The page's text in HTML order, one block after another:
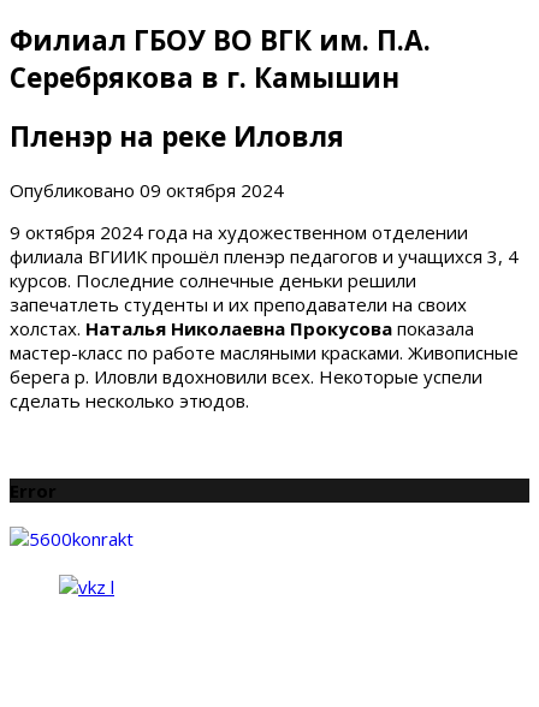
Филиал ГБОУ ВО ВГК им. П.А.
Серебрякова в г. Камышин
Пленэр на реке Иловля
Опубликовано 09 октября 2024
9 октября 2024 года на художественном отделении
филиала ВГИИК прошёл пленэр педагогов и учащихся 3, 4
курсов. Последние солнечные деньки решили
запечатлеть студенты и их преподаватели на своих
холстах. Наталья Николаевна Прокусова показала
мастер-класс по работе масляными красками. Живописные
берега р. Иловли вдохновили всех. Некоторые успели
сделать несколько этюдов.
Error